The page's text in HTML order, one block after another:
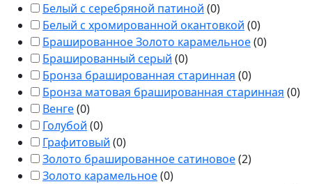
Белый с серебряной патиной (0)
Белый с хромированной окантовкой (0)
Брашированное Золото карамельное(0)
Брашированный серый (0)
Бронза брашированная старинная (0)
Бронза матовая брашированная старинная (0)
Венге(0)
Голубой (0)
Графитовый (0)
Золото брашированное сатиновое(2)
Золото карамельное(0)